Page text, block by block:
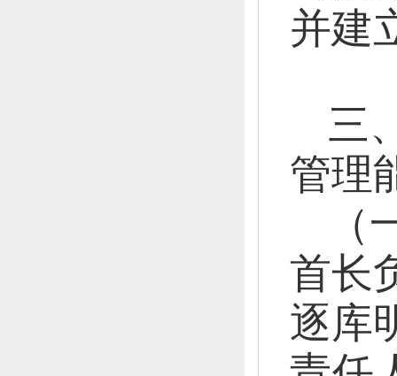
并建
三
管理
（
首长
逐库